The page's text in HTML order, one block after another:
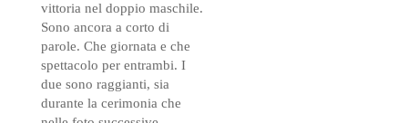
vittoria nel doppio maschile.
Sono ancora a corto di
parole. Che giornata e che
spettacolo per entrambi. I
due sono raggianti, sia
durante la cerimonia che